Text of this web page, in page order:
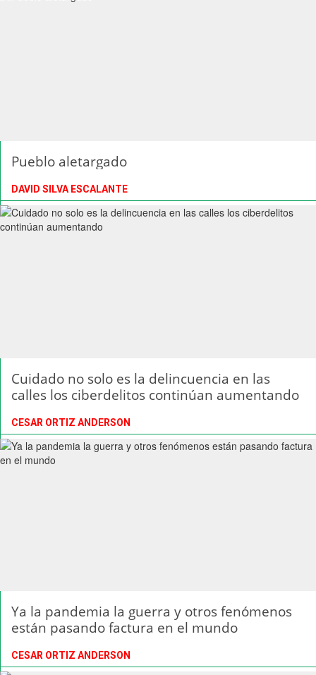
Pueblo aletargado
DAVID SILVA ESCALANTE
Cuidado no solo es la delincuencia en las
calles los ciberdelitos continúan aumentando
CESAR ORTIZ ANDERSON
Ya la pandemia la guerra y otros fenómenos
están pasando factura en el mundo
CESAR ORTIZ ANDERSON